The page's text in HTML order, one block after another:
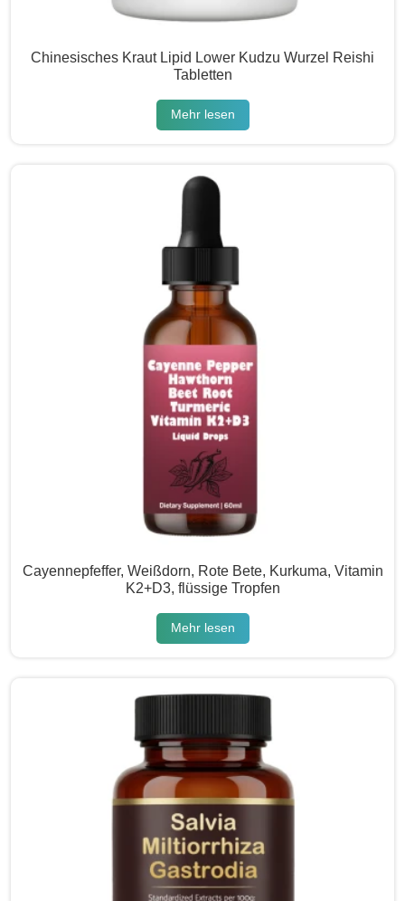
Chinesisches Kraut Lipid Lower Kudzu Wurzel Reishi
Tabletten
Mehr lesen
Cayennepfeffer, Weißdorn, Rote Bete, Kurkuma, Vitamin
K2+D3, flüssige Tropfen
Mehr lesen